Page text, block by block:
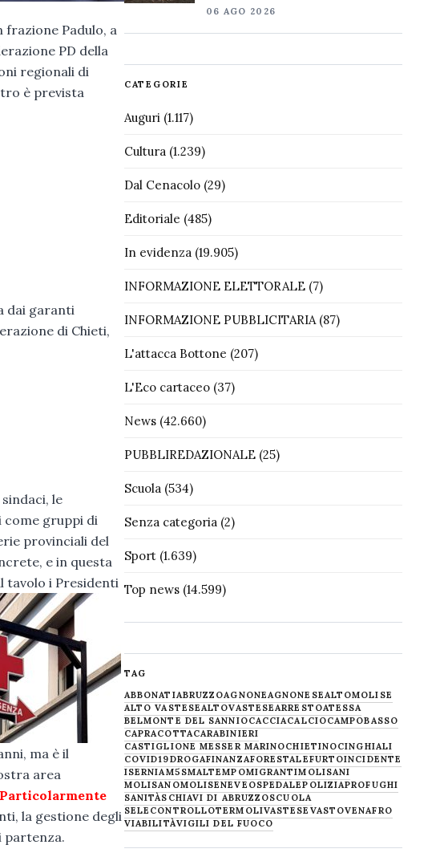
frazione Padulo, a
PD della
regionali di
è prevista
dai garanti
di Chieti,
le
come gruppi di
provinciali del
e in questa
tavolo i Presidenti
ma è il
area
la gestione degli
partenza.
06 AGO 2026
CATEGORIE
Auguri(1.117)
Cultura(1.239)
Dal Cenacolo(29)
Editoriale (485)
In evidenza(19.905)
INFORMAZIONE ELETTORALE(7)
INFORMAZIONE PUBBLICITARIA(87)
L'attacca Bottone (207)
L'Eco cartaceo(37)
News(42.660)
PUBBLIREDAZIONALE(25)
Scuola(534)
Senza categoria(2)
Sport(1.639)
Top news(14.599)
TAG
ABBONATIABRUZZOAGNONEAGNONESEALTOMOLISE
ALTO VASTESEALTOVASTESEARRESTOATESSA
BELMONTE DEL SANNIOCACCIACALCIOCAMPOBASSO
CAPRACOTTACARABINIERI
CASTIGLIONE MESSER MARINOCHIETINOCINGHIALI
COVID19DROGAFINANZAFORESTALEFURTOINCIDENTE
ISERNIAM5SMALTEMPOMIGRANTIMOLISANI
MOLISANOMOLISENEVE OSPEDALEPOLIZIAPROFUGHI
SANITÀSCHIAVI DI ABRUZZOSCUOLA
SELECONTROLLOTERMOLIVASTESE VASTOVENAFRO
VIABILITÀVIGILI DEL FUOCO